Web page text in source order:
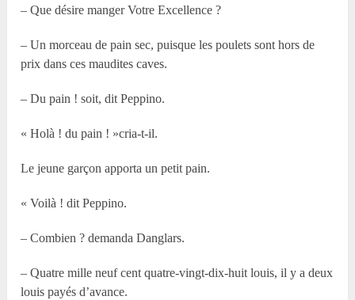
– Que désire manger Votre Excellence ?
– Un morceau de pain sec, puisque les poulets sont hors de
prix dans ces maudites caves.
– Du pain ! soit, dit Peppino.
« Holà ! du pain ! »cria-t-il.
Le jeune garçon apporta un petit pain.
« Voilà ! dit Peppino.
– Combien ? demanda Danglars.
– Quatre mille neuf cent quatre-vingt-dix-huit louis, il y a deux
louis payés d’avance.